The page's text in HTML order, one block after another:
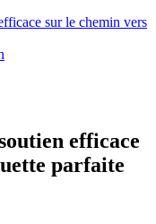
sur le chemin vers
efficace
parfaite